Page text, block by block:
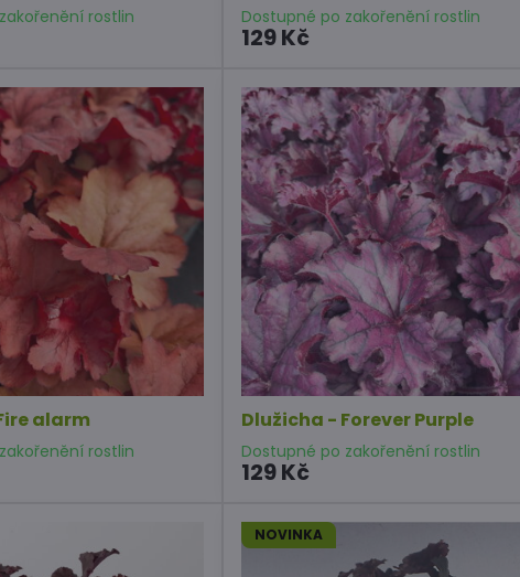
rostlin Dostupné po zakořenění rostlin
129 Kč
alarm
rostlin
Dlužicha - Forever Purple
Dostupné po zakořenění rostlin
129 Kč
NOVINKA